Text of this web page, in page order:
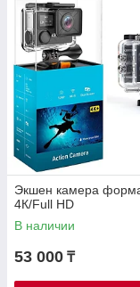
Экшен камера
4К/Full HD
В наличии
53 000 ₸